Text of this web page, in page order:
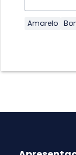
Amarelo